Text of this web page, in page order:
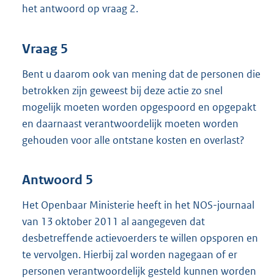
het antwoord op vraag 2.
Vraag 5
Bent u daarom ook van mening dat de personen die
betrokken zijn geweest bij deze actie zo snel
mogelijk moeten worden opgespoord en opgepakt
en daarnaast verantwoordelijk moeten worden
gehouden voor alle ontstane kosten en overlast?
Antwoord 5
Het Openbaar Ministerie heeft in het NOS-journaal
van 13 oktober 2011 al aangegeven dat
desbetreffende actievoerders te willen opsporen en
te vervolgen. Hierbij zal worden nagegaan of er
personen verantwoordelijk gesteld kunnen worden